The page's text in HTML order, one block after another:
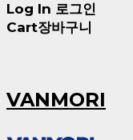
Log In 로그인
Cart장바구니
VANMORI